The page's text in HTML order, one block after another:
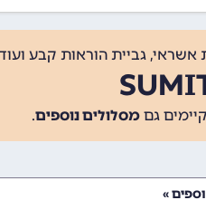
אשראי, גביית הוראות קבע
מסלולים נוספים.
»